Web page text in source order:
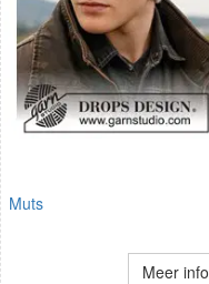
Muts
Meer info